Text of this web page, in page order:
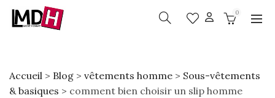
0
Accueil > Blog > vêtements homme > Sous-vêtements
& basiques > comment bien choisir un slip homme